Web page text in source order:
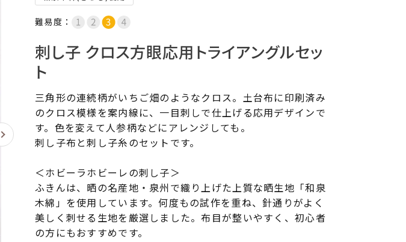
難易度：
刺し子 クロス方眼応用トライアングルセッ
ト
三角形の連続柄がいちご畑のようなクロス。土台布に印刷済み
のクロス模様を案内線に、一目刺しで仕上げる応用デザインで
す。色を変えて人参柄などにアレンジしても。
刺し子布と刺し子糸のセットです。
＜ホビーラホビーレの刺し子＞
ふきんは、晒の名産地・泉州で織り上げた上質な晒生地「和泉
木綿」を使用しています。何度もの試作を重ね、針通りがよく
美しく刺せる生地を厳選しました。布目が整いやすく、初心者
の方にもおすすめです。